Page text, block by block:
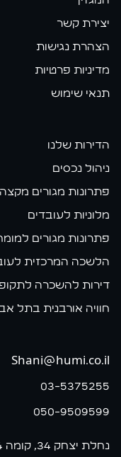
יצירת קשר
הצהרת נגישות
מדיניות פרטיות
תנאי שימוש
הדירות שלנו
ניהול נכסים
פתרונות מגורים
מלוניות לעובדים
פתרונות מגורים
הלשכה המרכזית
דירות להשכרה
חוויה אורבנית בתל
Shani@humi.co.il
03-5375255
050-9509599
נחלת יצחק 34, קומה 4, תל אביב